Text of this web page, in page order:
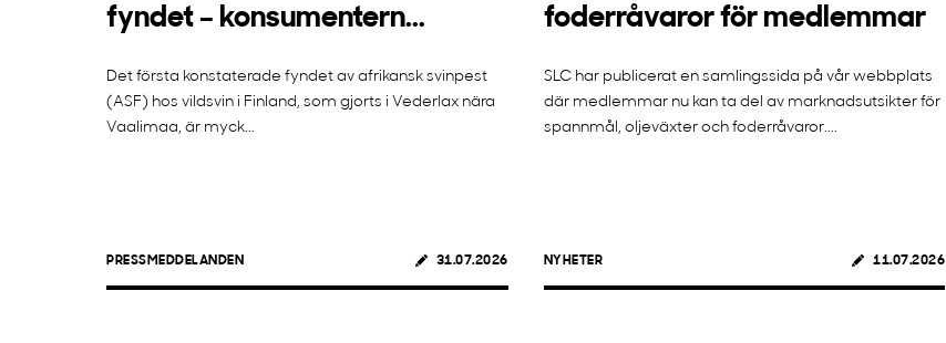
fyndet – konsumentern...
Det första konstaterade fyndet av afrikansk svinpest
(ASF) hos vildsvin i Finland, som gjorts i Vederlax nära
Vaalimaa, är myck...
PRESSMEDDELANDEN 31.07.2026
foderråvaror för medlemmar
SLC har publicerat en samlingssida på vår webbplats
där medlemmar nu kan ta del av marknadsutsikter för
spannmål, oljeväxter och foderråvaror....
NYHETER 11.07.2026